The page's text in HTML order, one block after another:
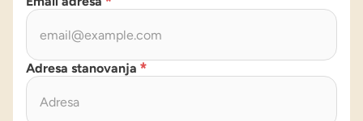
Adresa stanovanja *